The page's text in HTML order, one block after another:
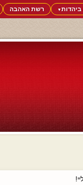
▼ רשת האהבה